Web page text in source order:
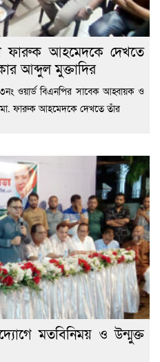
ফারুক আহমেদকে দেখতে
আব্দুল মুক্তাদির
ওয়ার্ড বিএনপির সাবেক আহ্বায়ক ও
মো. ফারুক আহমেদকে দেখতে তাঁর
মতবিনিময় ও উন্মুক্ত